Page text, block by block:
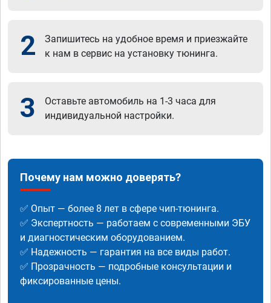
2
Запишитесь на удобное время и приезжайте
к нам в сервис на установку тюнинга.
3
Оставьте автомобиль на 1-3 часа для
индивидуальной настройки.
Почему нам можно доверять?
✅ Опыт — более 8 лет в сфере чип-тюнинга.
✅ Экспертность — работаем с современными ЭБУ
и диагностическим оборудованием.
✅ Надежность — гарантия на все виды работ.
✅ Прозрачность — подробные консультации и
фиксированные цены.